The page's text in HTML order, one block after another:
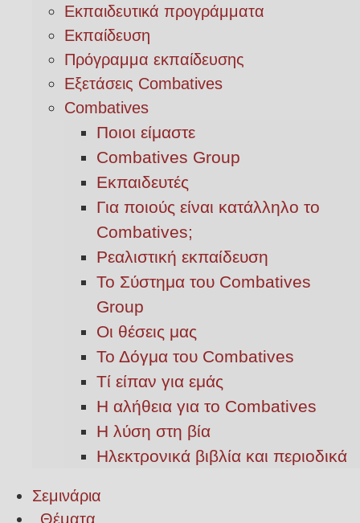
Εκπαιδευτικά προγράμματα
Εκπαίδευση
Πρόγραμμα εκπαίδευσης
Εξετάσεις Combatives
Combatives
Ποιοι είμαστε
Combatives Group
Εκπαιδευτές
Για ποιούς είναι κατάλληλο το
Combatives;
Ρεαλιστική εκπαίδευση
Το Σύστημα του Combatives
Group
Οι θέσεις μας
Το Δόγμα του Combatives
Τί είπαν για εμάς
Η αλήθεια για το Combatives
Η λύση στη βία
Ηλεκτρονικά βιβλία και περιοδικά
Σεμινάρια
Θέματα